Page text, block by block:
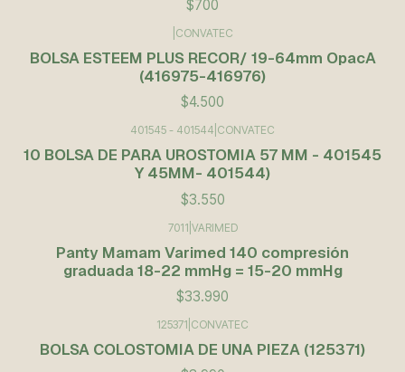
$700
CONVATEC
BOLSA ESTEEM PLUS RECOR/ 19-64mm OpacA
(416975-416976)
$4.500
401545 - 401544 CONVATEC
10 BOLSA DE PARA UROSTOMIA 57 MM - 401545
Y 45MM- 401544)
$3.550
7011 VARIMED
Panty Mamam Varimed 140 compresión
graduada 18-22 mmHg = 15-20 mmHg
$33.990
125371 CONVATEC
BOLSA COLOSTOMIA DE UNA PIEZA (125371)